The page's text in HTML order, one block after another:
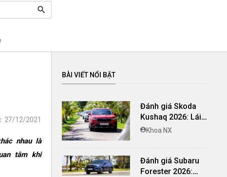
search
27/12/2021
nhau là
tâm khi
BÀI VIẾT NỔI BẬT
Đánh giá Skoda
Kushaq 2026: Lái
thú vị, nhiều tiện
tranh
Khoa NX
Đánh giá Subaru
Forester 2026: